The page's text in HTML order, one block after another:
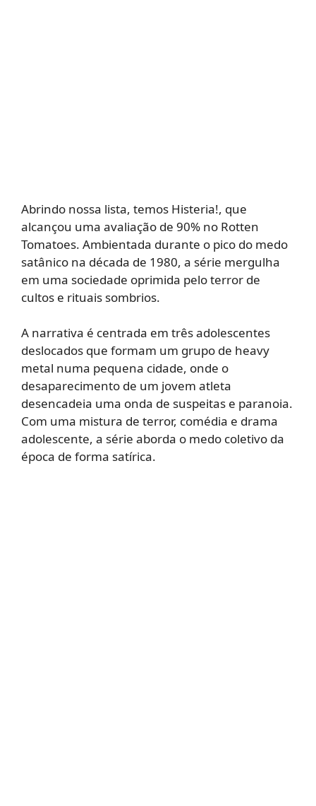
Abrindo nossa lista, temos Histeria!, que
alcançou uma avaliação de 90% no Rotten
Tomatoes. Ambientada durante o pico do medo
satânico na década de 1980, a série mergulha
em uma sociedade oprimida pelo terror de
cultos e rituais sombrios.
A narrativa é centrada em três adolescentes
deslocados que formam um grupo de heavy
metal numa pequena cidade, onde o
desaparecimento de um jovem atleta
desencadeia uma onda de suspeitas e paranoia.
Com uma mistura de terror, comédia e drama
adolescente, a série aborda o medo coletivo da
época de forma satírica.